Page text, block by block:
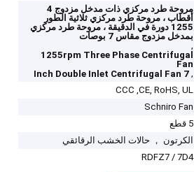
مروحة طرد مركزي ذات مدخل مزدوج 4
أقطاب ، مروحة طرد مركزي ثلاثية الطور
1255 دورة في الدقيقة ، مروحة طرد مركزي
بمدخل مزدوج مقاس 7 بوصات
,
1255rpm Three Phase Centrifugal
Fan
,
7 Inch Double Inlet Centrifugal Fan
CCC ,CE, RoHS, UL
Schniro Fan
5 قطع
الكرتون ， حالات الخشب الرقائقي
RDFZ7 / 7D4